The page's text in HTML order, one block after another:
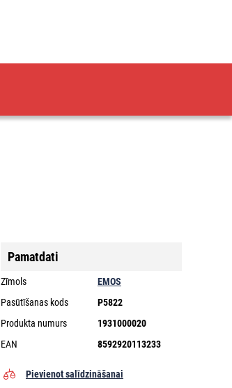
Pamatdati
Zīmols
EMOS
Pasūtīšanas kods
P5822
Produkta numurs
1931000020
EAN
8592920113233
Pievienot salīdzināšanai